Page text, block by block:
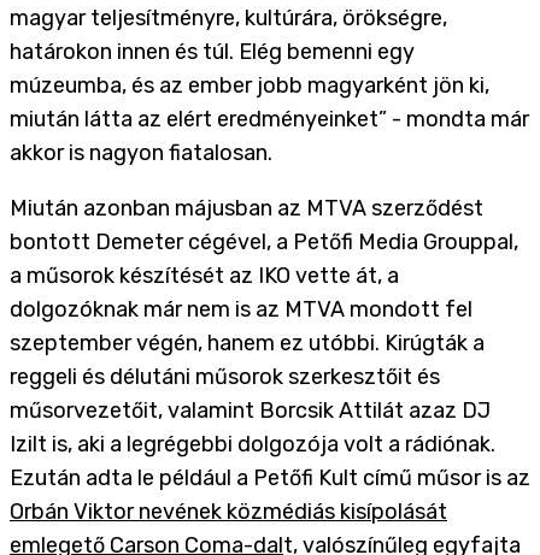
magyar teljesítményre, kultúrára, örökségre,
határokon innen és túl. Elég bemenni egy
múzeumba, és az ember jobb magyarként jön ki,
miután látta az elért eredményeinket” - mondta már
akkor is nagyon fiatalosan.
Miután azonban májusban az MTVA szerződést
bontott Demeter cégével, a Petőfi Media Grouppal,
a műsorok készítését az IKO vette át, a
dolgozóknak már nem is az MTVA mondott fel
szeptember végén, hanem ez utóbbi. Kirúgták a
reggeli és délutáni műsorok szerkesztőit és
műsorvezetőit, valamint Borcsik Attilát azaz DJ
Izilt is, aki a legrégebbi dolgozója volt a rádiónak.
Ezután adta le például a Petőfi Kult című műsor is az
Orbán Viktor nevének közmédiás kisípolását
emlegető Carson Coma-dalt, valószínűleg egyfajta